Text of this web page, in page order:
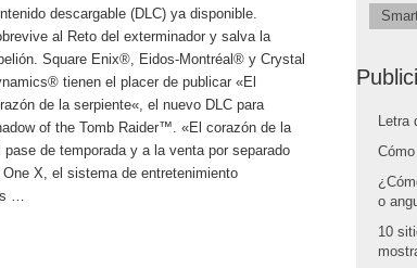
descargable (DLC) ya disponible.
al Reto del exterminador y salva la
Square Enix®, Eidos-Montréal® y Crystal
tienen el placer de publicar «El
de la serpiente«, el nuevo DLC para
of the Tomb Raider™. «El corazón de la
de temporada y a la venta por separado
X, el sistema de entretenimiento
…
Letra
o
10